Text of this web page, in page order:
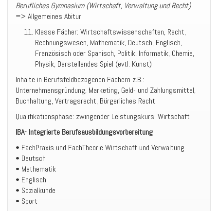
Berufliches Gymnasium (Wirtschaft, Verwaltung und Recht)
=> Allgemeines Abitur
Klasse Fächer: Wirtschaftswissenschaften, Recht,
Rechnungswesen, Mathematik, Deutsch, Englisch,
Französisch oder Spanisch, Politik, Informatik, Chemie,
Physik, Darstellendes Spiel (evtl. Kunst)
Inhalte in Berufsfeldbezogenen Fächern z.B.:
Unternehmensgründung, Marketing, Geld- und Zahlungsmittel,
Buchhaltung, Vertragsrecht, Bürgerliches Recht
Qualifikationsphase: zwingender Leistungskurs: Wirtschaft
IBA- Integrierte Berufsausbildungsvorbereitung
• FachPraxis und FachTheorie Wirtschaft und Verwaltung
• Deutsch
• Mathematik
• Englisch
• Sozialkunde
• Sport